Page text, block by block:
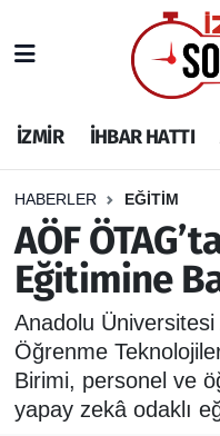
İZMİR İHBAR HATTI
HABERLER EĞİTİM
AÖF
Eğitimine
Anadolu
Öğrenme
Birimi, personel ve
yapay zekâ odaklı
İHBAR HATTI
DEPREM
GENEL
EKONOMİ
SİYASET
SPOR
İzmir Nöbetçi
İzmir Hava
İzmir Namaz
İzmir Trafik
Puan Durumu ve
Tüm Manşetler
Son Dakika